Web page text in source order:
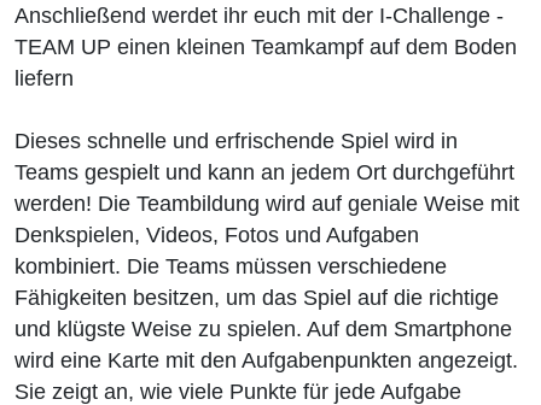
Anschließend werdet ihr euch mit der I-Challenge -
TEAM UP einen kleinen Teamkampf auf dem Boden
liefern
Dieses schnelle und erfrischende Spiel wird in
Teams gespielt und kann an jedem Ort durchgeführt
werden! Die Teambildung wird auf geniale Weise mit
Denkspielen, Videos, Fotos und Aufgaben
kombiniert. Die Teams müssen verschiedene
Fähigkeiten besitzen, um das Spiel auf die richtige
und klügste Weise zu spielen. Auf dem Smartphone
wird eine Karte mit den Aufgabenpunkten angezeigt.
Sie zeigt an, wie viele Punkte für jede Aufgabe